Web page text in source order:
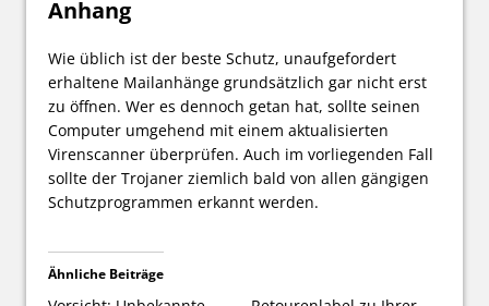
Anhang
Wie üblich ist der beste Schutz, unaufgefordert
erhaltene Mailanhänge grundsätzlich gar nicht erst
zu öffnen. Wer es dennoch getan hat, sollte seinen
Computer umgehend mit einem aktualisierten
Virenscanner überprüfen. Auch im vorliegenden Fall
sollte der Trojaner ziemlich bald von allen gängigen
Schutzprogrammen erkannt werden.
Ähnliche Beiträge